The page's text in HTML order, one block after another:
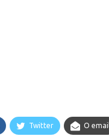
Twitter O